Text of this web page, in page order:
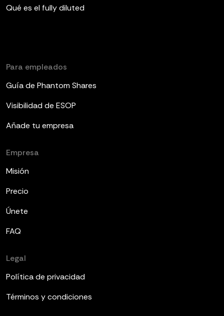
Qué es el fully diluted
Para empleados
Guía de Phantom Shares
Visibilidad de ESOP
Añade tu empresa
Empresa
Misión
Precio
Únete
FAQ
Legal
Política de privacidad
Términos y condiciones